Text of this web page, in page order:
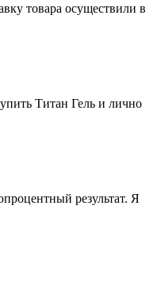
товара осуществили в
Титан Гель и лично
результат. Я